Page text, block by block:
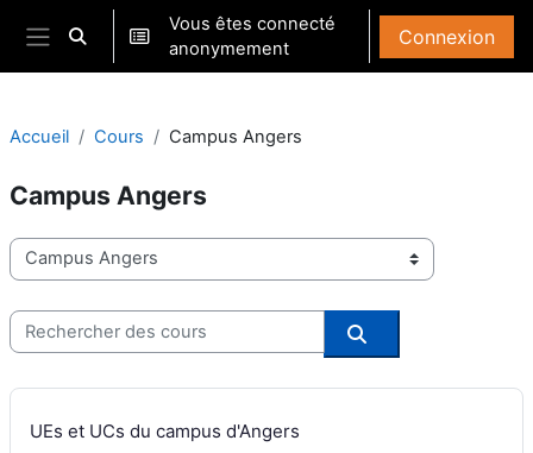
Passer au contenu principal
Panneau latéral
Activer/désactiver la saisie de recherche
Vous êtes connecté
anonymement
Connexion
Accueil Cours Campus Angers
Campus Angers
Catégories de cours
Rechercher des cours
Rechercher des
UEs et UCs du campus d'Angers